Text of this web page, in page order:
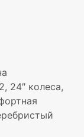
24″ колеса,